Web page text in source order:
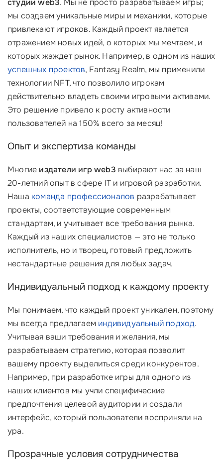
студии web3. Мы не просто разрабатываем игры;
мы создаем уникальные миры и механики, которые
привлекают игроков. Каждый проект является
отражением новых идей, о которых мы мечтаем, и
которых жаждет рынок. Например, в одном из наших
успешных проектов, Fantasy Realm, мы применили
технологии NFT, что позволило игрокам
действительно владеть своими игровыми активами.
Это решение привело к росту активности
пользователей на 150% всего за месяц!
Опыт и экспертиза команды
Многие издатели игр web3 выбирают нас за наш
20-летний опыт в сфере IT и игровой разработки.
Наша команда профессионалов разрабатывает
проекты, соответствующие современным
стандартам, и учитывает все требования рынка.
Каждый из наших специалистов — это не только
исполнитель, но и творец, готовый предложить
нестандартные решения для любых задач.
Индивидуальный подход к каждому проекту
Мы понимаем, что каждый проект уникален, поэтому
мы всегда предлагаем индивидуальный подход.
Учитывая ваши требования и желания, мы
разрабатываем стратегию, которая позволит
вашему проекту выделиться среди конкурентов.
Например, при разработке игры для одного из
наших клиентов мы учли специфические
предпочтения целевой аудитории и создали
интерфейс, который пользователи восприняли на
ура.
Прозрачные условия сотрудничества